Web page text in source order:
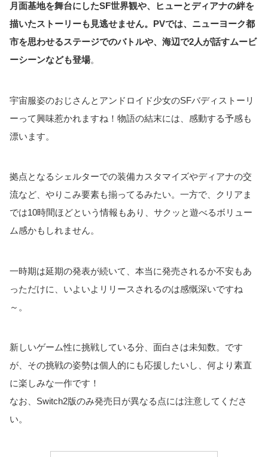
月面基地を舞台にしたSF世界観や、ヒューとディアナの絆を
描いたストーリーも見逃せません。PVでは、ニューヨーク都
市を思わせるステージでのバトルや、海辺で2人が話すムービ
ーシーンなども登場。
宇宙服姿のおじさんとアンドロイド少女のSFバディストーリ
ーって興味惹かれますね！物語の結末には、感動する予感も
漂います。
拠点となるシェルターでの装備カスタマイズやディアナの交
流など、やりこみ要素も揃ってるみたい。一方で、クリアま
では10時間ほどという情報もあり、サクッと遊べるボリュー
ム感かもしれません。
一時期は延期の発表が続いて、本当に発売されるか不安もあ
っただけに、いよいよリリースされるのは感慨深いですね
～。
新しいゲーム性に挑戦している分、面白さは未知数。です
が、その挑戦の姿勢は個人的にも応援したいし、何より素直
に楽しみな一作です！
なお、Switch2版のみ発売日が異なる点には注意してくださ
い。